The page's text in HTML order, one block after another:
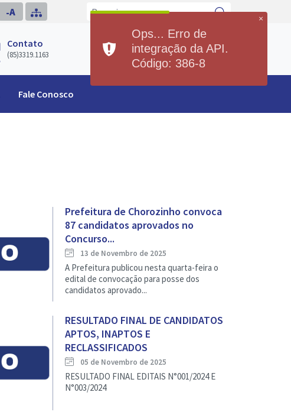
A
-
Contato
(85)3319.1163
Previsão do Tempo
Hoje
Min22°Max31°
Sábado
Min 21°
Fale Conosco
Prefeitura de Chorozinho convoca
87 candidatos aprovados no
Concurso...
13 de Novembro de 2025
A Prefeitura publicou nesta quarta-feira o
edital de convocação para posse dos
candidatos aprovado...
RESULTADO FINAL DE CANDIDATOS
APTOS, INAPTOS E
RECLASSIFICADOS
05 de Novembro de 2025
RESULTADO FINAL EDITAIS N°001/2024 E
N°003/2024
×
Ops... Erro de
integração da API.
Código: 386-8